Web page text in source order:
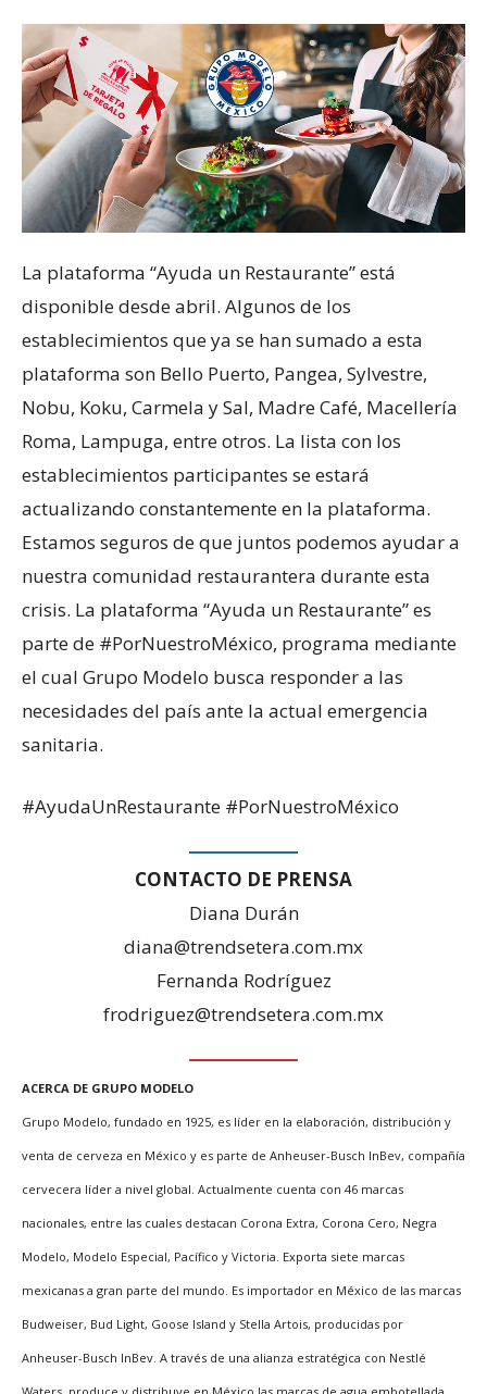
La plataforma “Ayuda un Restaurante” está
disponible desde abril. Algunos de los
establecimientos que ya se han sumado a esta
plataforma son Bello Puerto, Pangea, Sylvestre,
Nobu, Koku, Carmela y Sal, Madre Café, Macellería
Roma, Lampuga, entre otros. La lista con los
establecimientos participantes se estará
actualizando constantemente en la plataforma.
Estamos seguros de que juntos podemos ayudar a
nuestra comunidad restaurantera durante esta
crisis. La plataforma “Ayuda un Restaurante” es
parte de #PorNuestroMéxico, programa mediante
el cual Grupo Modelo busca responder a las
necesidades del país ante la actual emergencia
sanitaria.
#AyudaUnRestaurante #PorNuestroMéxico
CONTACTO DE PRENSA
Diana Durán
diana@trendsetera.com.mx
Fernanda Rodríguez
frodriguez@trendsetera.com.mx
ACERCA DE GRUPO MODELO
Grupo Modelo, fundado en 1925, es líder en la elaboración, distribución y
venta de cerveza en México y es parte de Anheuser-Busch InBev, compañía
cervecera líder a nivel global. Actualmente cuenta con 46 marcas
nacionales, entre las cuales destacan Corona Extra, Corona Cero, Negra
Modelo, Modelo Especial, Pacífico y Victoria. Exporta siete marcas
mexicanas a gran parte del mundo. Es importador en México de las marcas
Budweiser, Bud Light, Goose Island y Stella Artois, producidas por
Anheuser-Busch InBev. A través de una alianza estratégica con Nestlé